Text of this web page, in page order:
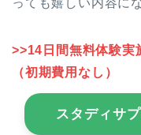
>>14日間無料体験実
（初期費用なし）
スタディサ